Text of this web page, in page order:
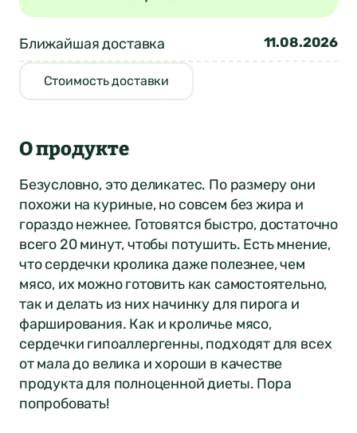
Ближайшая доставка 11.08.2026
Стоимость доставки
О продукте
Безусловно, это деликатес. По размеру они
похожи на куриные, но совсем без жира и
гораздо нежнее. Готовятся быстро, достаточно
всего 20 минут, чтобы потушить. Есть мнение,
что сердечки кролика даже полезнее, чем
мясо, их можно готовить как самостоятельно,
так и делать из них начинку для пирога и
фарширования. Как и кроличье мясо,
сердечки гипоаллергенны, подходят для всех
от мала до велика и хороши в качестве
продукта для полноценной диеты. Пора
попробовать!